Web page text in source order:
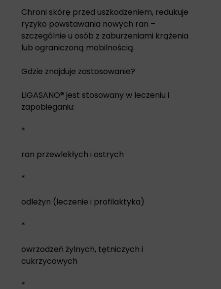
Chroni skórę przed uszkodzeniem, redukuje
ryzyko powstawania nowych ran –
szczególnie u osób z zaburzeniami krążenia
lub ograniczoną mobilnością.
Gdzie znajduje zastosowanie?
LIGASANO® jest stosowany w leczeniu i
zapobieganiu:
*
ran przewlekłych i ostrych
*
odleżyn (leczenie i profilaktyka)
*
owrzodzeń żylnych, tętniczych i
cukrzycowych
*